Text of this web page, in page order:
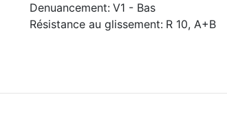
Denuancement: V1 - Bas
Résistance au glissement: R 10, A+B